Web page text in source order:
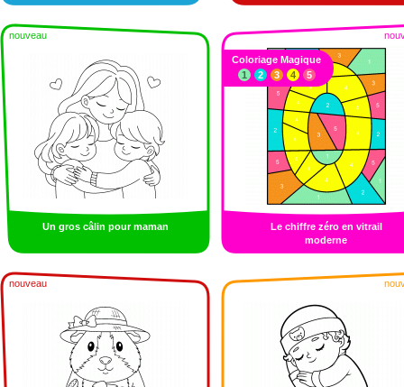
nouveau
Un gros câlin pour maman
Le chiffre zéro en vitrail
moderne
Coloriage Magique
1
2 3 4 5
nouveau